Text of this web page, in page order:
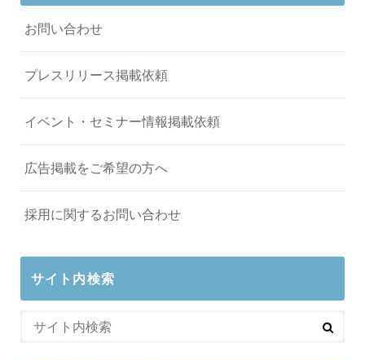
お問い合わせ
プレスリリース掲載依頼
イベント・セミナー情報掲載依頼
広告掲載をご希望の方へ
採用に関するお問い合わせ
サイト内検索